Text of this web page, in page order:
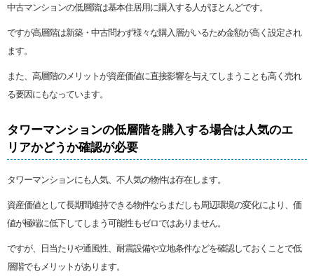
中古マンションの低層階は基本住居用に購入する人がほとんどです。
ですが高層階は新築・中古問わず様々な購入層がいるため金額が高く設定され
ます。
また、高層階のメリットが資産価値に直接影響を与えてしまうことも高く売れ
る要因にもなっています。
タワーマンションの低層階を購入する場合は人気のエ
リアかどうか確認が必要
タワーマンションにも人気、不人気の物件は存在します。
資産価値として長期間維持できる物件ならまだしも周辺環境の変化により、価
値が極端に低下してしまう可能性もゼロではありません。
ですが、日当たりや通風性、耐震設備や立地条件などを確認しておくことで低
層階でもメリットがあります。